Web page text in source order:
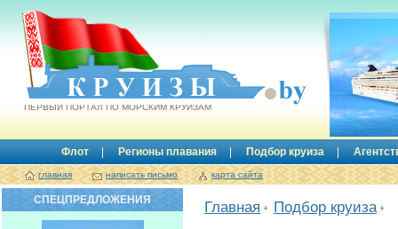
Круизы.by
ПЕРВЫЙ ПОРТАЛ ПО МОРСКИМ КРУИЗАМ
Флот Регионы плавания Подбор круиза
главная написать письмо карта сайта
Главная Подбор круиза
СПЕЦПРЕДЛОЖЕНИЯ